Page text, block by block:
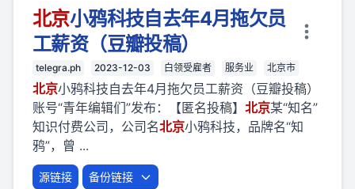
北京小鸦科技自去年4月拖欠员
工薪资（豆瓣投稿）
telegra.ph 2023-12-03 白领受雇者 服务业 北京市
北京小鸦科技自去年4月拖欠员工薪资（豆瓣投稿）
账号“青年编辑们”发布：【匿名投稿】 北京某“知名”
知识付费公司，公司名北京小鸦科技，品牌名“知
鸦”，曾 ...
源链接 备份链接